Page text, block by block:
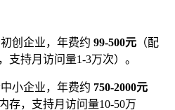
创企业，年费约 99-500元 （配
支持月访问量1-3万次）。
小企业，年费约 750-2000元
存，支持月访问量10-50万